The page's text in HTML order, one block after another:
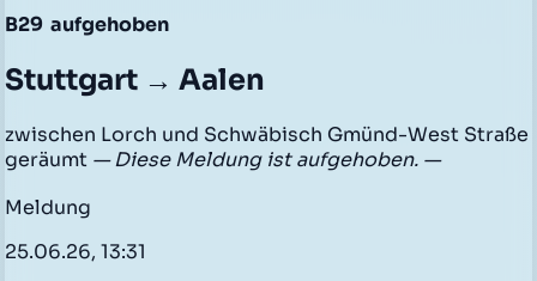
B29 aufgehoben
Stuttgart → Aalen
zwischen Lorch und Schwäbisch Gmünd-West Straße
geräumt — Diese Meldung ist aufgehoben. —
Meldung
25.06.26, 13:31